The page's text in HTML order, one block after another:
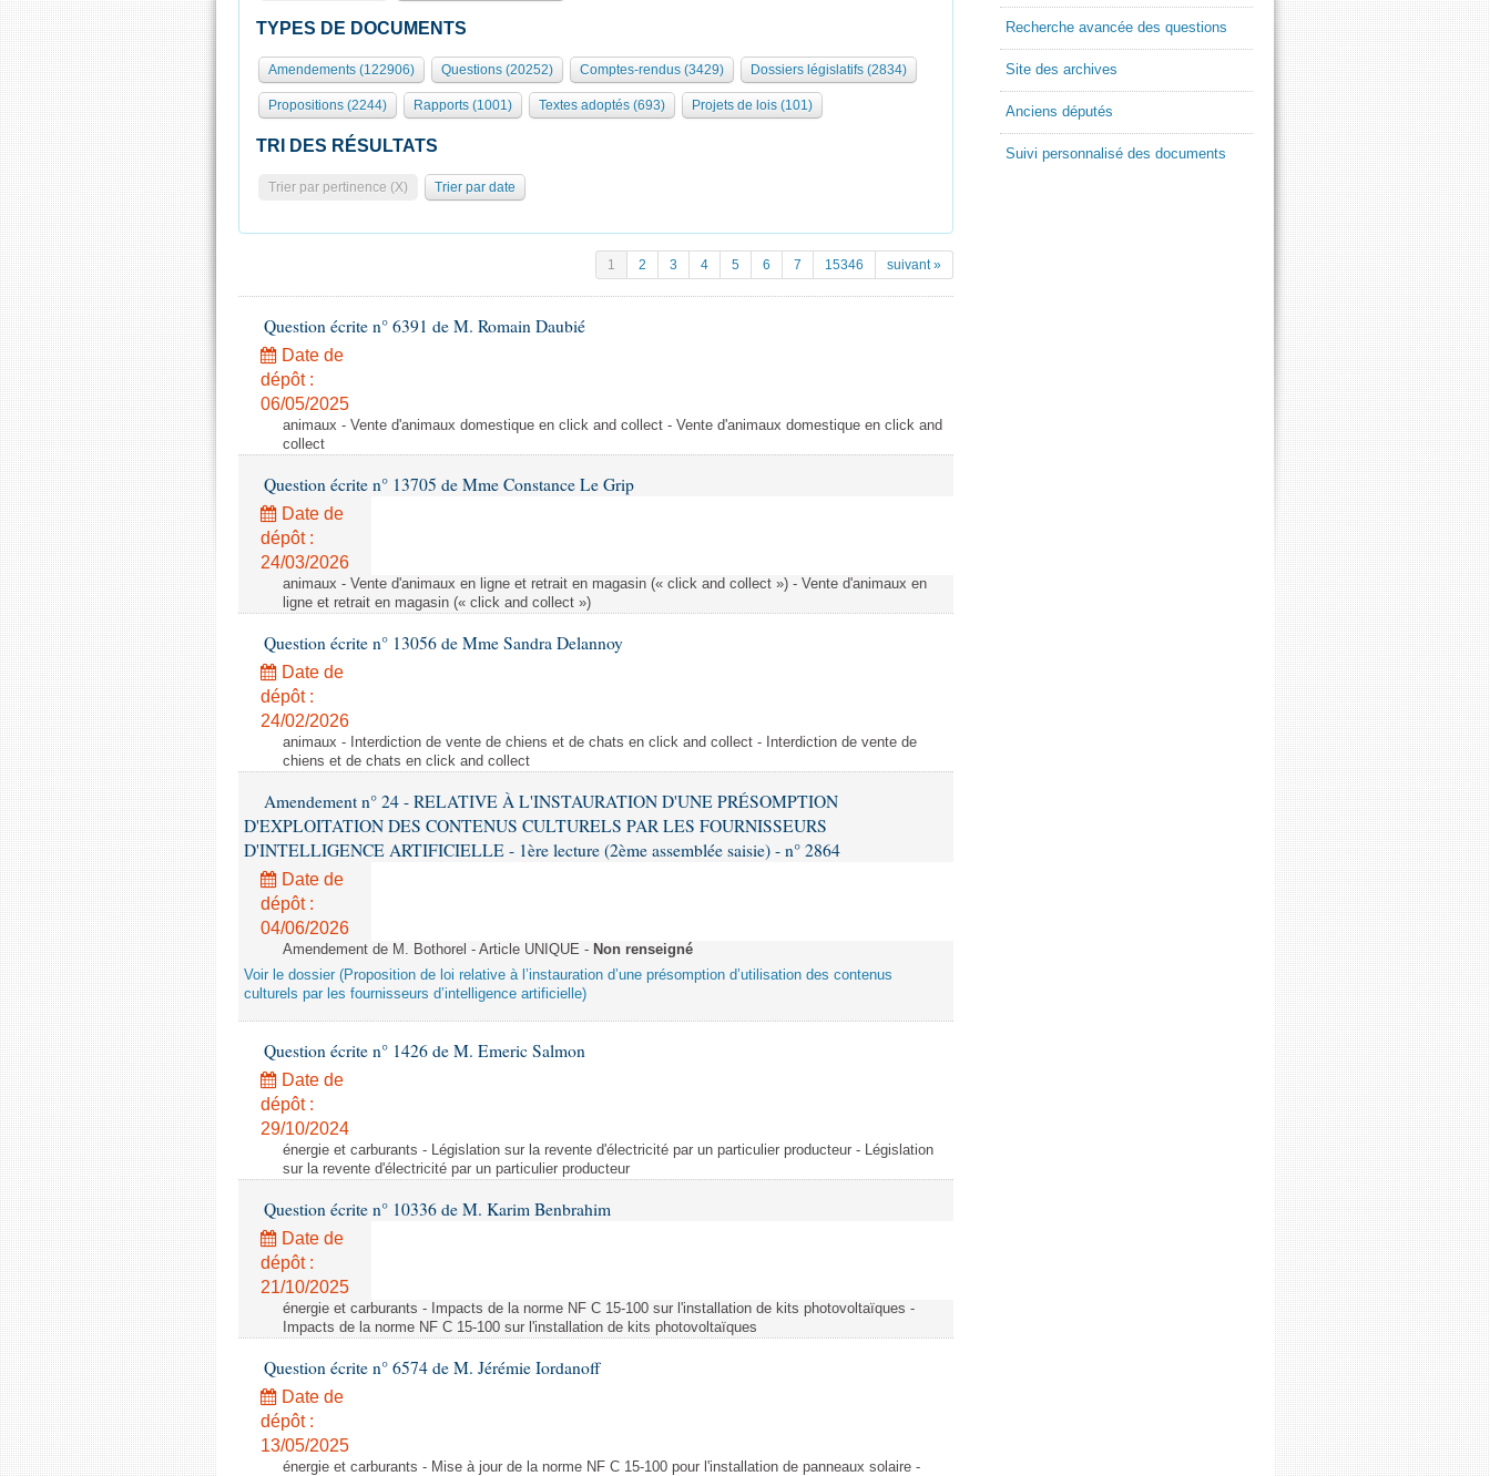
TYPES DE DOCUMENTS
Amendements (122906) Questions (20252) Comptes-rendus (3429) Dossiers législatifs (2834)
Propositions (2244) Rapports (1001) Textes adoptés (693) Projets de lois (101)
TRI DES RÉSULTATS
Trier par pertinence (X) Trier par date
1 2 3 4 5 6 7 15346 suivant »
Question écrite n° 6391 de M. Romain Daubié
Date de
dépôt :
06/05/2025
animaux - Vente d'animaux domestique en click and collect - Vente d'animaux domestique en click and
collect
Question écrite n° 13705 de Mme Constance Le Grip
Date de
dépôt :
24/03/2026
animaux - Vente d'animaux en ligne et retrait en magasin (« click and collect ») - Vente d'animaux en
ligne et retrait en magasin (« click and collect »)
Question écrite n° 13056 de Mme Sandra Delannoy
Date de
dépôt :
24/02/2026
animaux - Interdiction de vente de chiens et de chats en click and collect - Interdiction de vente de
chiens et de chats en click and collect
Amendement n° 24 - RELATIVE À L'INSTAURATION D'UNE PRÉSOMPTION
D'EXPLOITATION DES CONTENUS CULTURELS PAR LES FOURNISSEURS
D'INTELLIGENCE ARTIFICIELLE - 1ère lecture (2ème assemblée saisie) - n° 2864
Date de
dépôt :
04/06/2026
Amendement de M. Bothorel - Article UNIQUE - Non renseigné
Voir le dossier (Proposition de loi relative à l’instauration d’une présomption d’utilisation des contenus
culturels par les fournisseurs d’intelligence artificielle)
Question écrite n° 1426 de M. Emeric Salmon
Date de
dépôt :
29/10/2024
énergie et carburants - Législation sur la revente d'électricité par un particulier producteur - Législation
sur la revente d'électricité par un particulier producteur
Question écrite n° 10336 de M. Karim Benbrahim
Date de
dépôt :
21/10/2025
énergie et carburants - Impacts de la norme NF C 15-100 sur l'installation de kits photovoltaïques -
Impacts de la norme NF C 15-100 sur l'installation de kits photovoltaïques
Question écrite n° 6574 de M. Jérémie Iordanoff
Date de
dépôt :
13/05/2025
énergie et carburants - Mise à jour de la norme NF C 15-100 pour l'installation de panneaux solaire -
Recherche avancée des questions
Site des archives
Anciens députés
Suivi personnalisé des documents